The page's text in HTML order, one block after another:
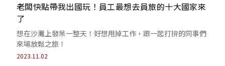
老闆快點帶我出國玩！員工最想去員旅的十大國家來
了
想在沙灘上發呆一整天！好想甩掉工作，跟一起打拚的同事們
來場放鬆之旅！
2023.11.02